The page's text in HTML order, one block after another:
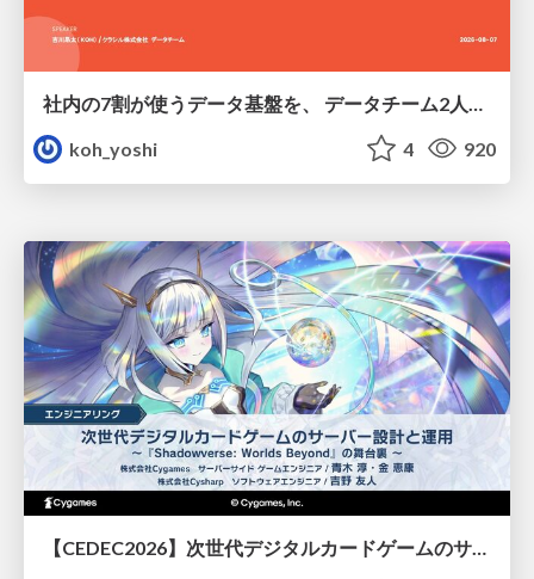
koh_yoshi
4 920
【CEDEC2026】次世代デジタルカードゲームのサーバー設計と運用 〜『Shadowverse: Worlds Beyond』の舞台裏～